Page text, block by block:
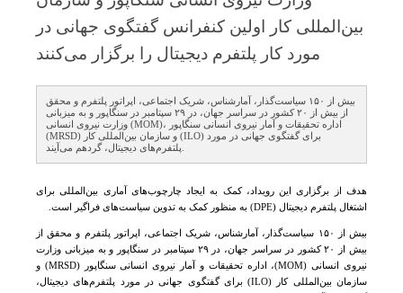
بین‌المللی كار اولین كنفرانس گفتگوی جهانی در
مورد كار پلتفرم دیجیتال را برگزار می‌كنند
بیش از ۱۵۰ سیاست‌گذار، آمارشناس، شریک اجتماعی، اپراتور پلتفرم و محقق
از بیش از ۲۰ کشور در سراسر جهان، در ۲۹ سپتامبر در سنگاپور و به میزبانی
وزارت نیروی انسانی (MOM)، اداره تحقیقات و آمار نیروی انسانی سنگاپور
(MRSD) و سازمان بین‌المللی کار (ILO) برای گفتگوی جهانی در مورد
پلتفرم‌های دیجیتال، گردهم می‌آیند.
هدف از برگزاری این رویداد، کمک به ایجاد چارچوب‌های آماری بین‌المللی برای
اشتغال پلتفرم دیجیتال (DPE) به منظورکمک به تدوین سیاست‌های فراگیر است.
بیش از ۱۵۰ سیاست‌گذار، آمارشناس، شریک اجتماعی، اپراتور پلتفرم و محقق از
بیش از ۲۰ کشور در سراسر جهان، در ۲۹ سپتامبر در سنگاپور و به میزبانی وزارت
نیروی انسانی(MOM) ، اداره تحقیقات و آمار نیروی انسانی سنگاپور (MRSD)
و
سازمان بین‌المللی کار
(ILO)
برای گفتگوی جهانی در مورد پلتفرم‌های دیجیتال،